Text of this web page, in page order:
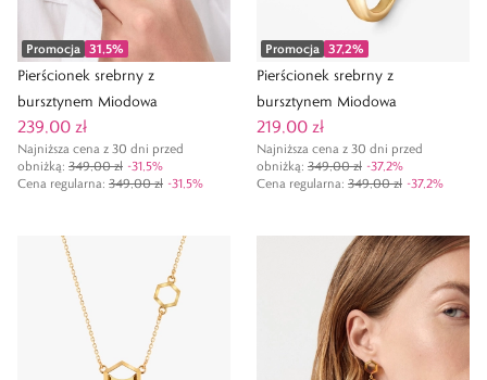
Promocja 31,5%
Pierścionek srebrny z
bursztynem Miodowa
239,00 zł
Najniższa cena z 30 dni przed
obniżką: 349,00 zł -31,5%
Cena regularna: 349,00 zł -31,5%
Promocja 37,2%
Pierścionek srebrny z
bursztynem Miodowa
219,00 zł
Najniższa cena z 30 dni przed
obniżką: 349,00 zł -37,2%
Cena regularna: 349,00 zł -37,2%